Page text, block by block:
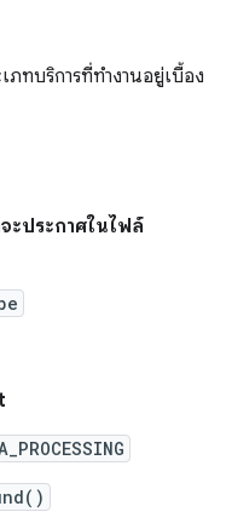
ภทบริการที่ทำงานอยู่เบื้อง
ะประกาศในไฟล์